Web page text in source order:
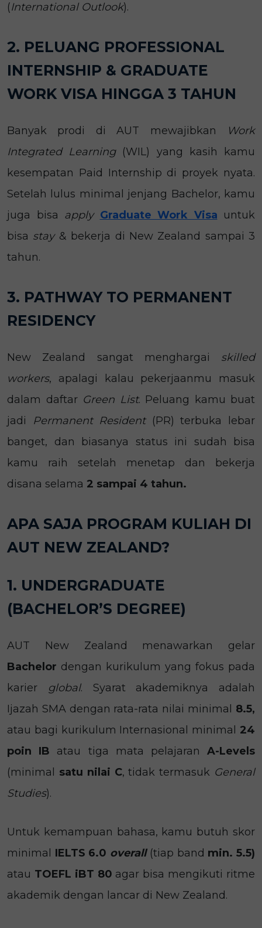
(International Outlook).
2. PELUANG PROFESSIONAL
INTERNSHIP & GRADUATE
WORK VISA HINGGA 3 TAHUN
Banyak prodi di AUT mewajibkan
Work
Integrated Learning(WIL) yang kasih kamu
kesempatan Paid Internship di proyek nyata.
Setelah lulus minimal jenjang Bachelor, kamu
juga bisa apply Graduate Work Visa untuk
bisa stay & bekerja di New Zealand sampai 3
tahun.
3. PATHWAY TO PERMANENT
RESIDENCY
New Zealand sangat menghargai skilled
workers, apalagi kalau pekerjaanmu masuk
dalam daftar Green List. Peluang kamu buat
jadi
Permanent Resident(PR) terbuka lebar
banget, dan biasanya status ini sudah bisa
kamu raih setelah menetap dan bekerja
disana selama 2 sampai 4 tahun.
APA SAJA PROGRAM KULIAH DI
AUT NEW ZEALAND?
1. UNDERGRADUATE
(BACHELOR’S DEGREE)
AUT New Zealand menawarkan gelar
Bachelor dengan kurikulum yang fokus pada
karier
global. Syarat akademiknya adalah
Ijazah SMA dengan rata-rata nilai minimal 8.5,
atau bagi kurikulum Internasional minimal 24
poin IB atau tiga mata pelajaranA-Levels
(minimal satu nilai C, tidak termasuk General
Studies).
Untuk kemampuan bahasa, kamu butuh skor
minimal IELTS 6.0 overall (tiap band min. 5.5)
atau TOEFL iBT 80 agar bisa mengikuti ritme
akademik dengan lancar di New Zealand.